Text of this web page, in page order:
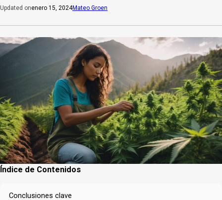
Updated onenero 15, 2024Mateo Groen
Índice de Contenidos
Conclusiones clave